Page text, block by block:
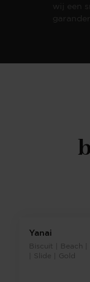
wij een
Yanai
Biscuit | Beach |
| Slide | Gold